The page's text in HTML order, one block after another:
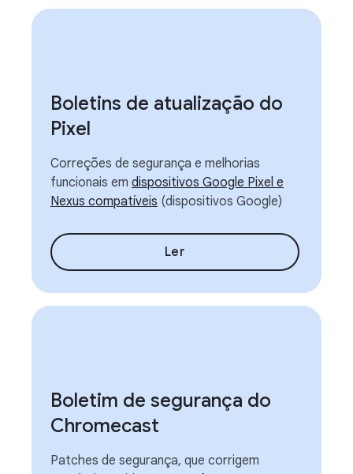
Boletins de atualização do
Pixel
Correções de segurança e melhorias
funcionais em dispositivos Google Pixel e
Nexus compatíveis (dispositivos Google)
Ler
Boletim de segurança do
Chromecast
Patches de segurança, que corrigem